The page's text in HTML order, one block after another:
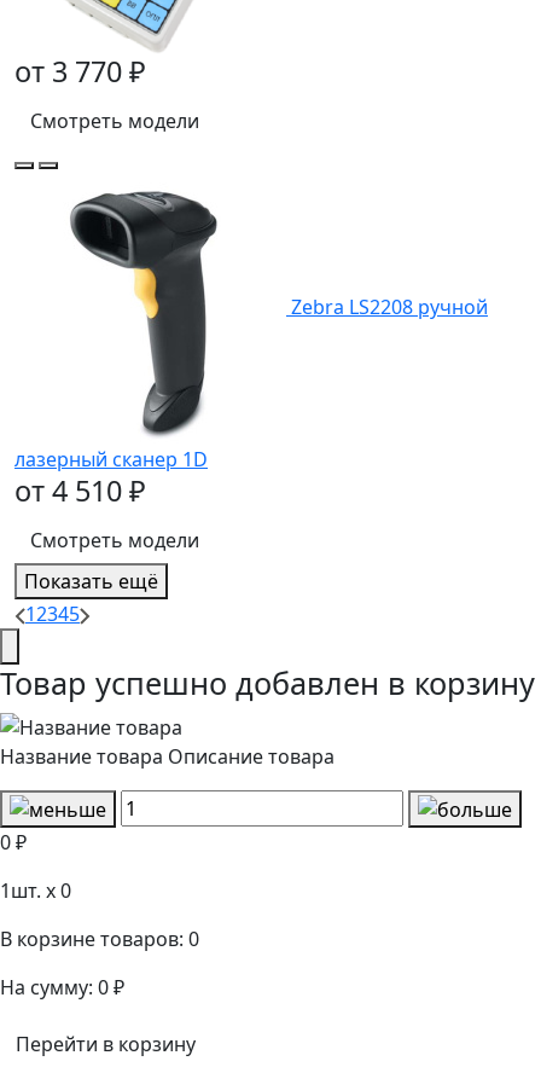
от 3 770 ₽
Смотреть модели
Zebra LS2208 ручной
лазерный сканер 1D
от 4 510 ₽
Смотреть модели
Показать ещё
12345
Товар успешно добавлен в корзину
Название товара Описание товара
0 ₽
1шт. x0
В корзине товаров: 0
На сумму: 0 ₽
Перейти в корзину